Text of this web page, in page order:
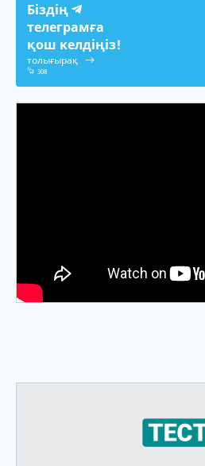
Біздің
телеграмға
қош келдіңіз!
толығырақ
308